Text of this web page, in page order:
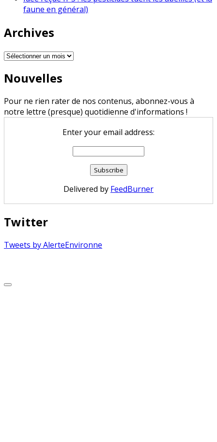
faune en général)
Archives
Archives
Nouvelles
Pour ne rien rater de nos contenus, abonnez-vous à
notre lettre (presque) quotidienne d'informations !
Enter your email address:
Delivered by FeedBurner
Twitter
Tweets by AlerteEnvironne
Scroll